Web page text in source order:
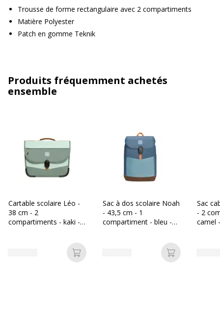
Trousse de forme rectangulaire avec 2 compartiments
Matière Polyester
Patch en gomme Teknik
Produits fréquemment achetés
ensemble
Cartable scolaire Léo -
38 cm - 2
compartiments - kaki -
Ajouter au panier
Sac à dos scolaire Noah
- 43,5 cm - 1
compartiment - bleu -
Ajouter au
Sac
- 2
camel